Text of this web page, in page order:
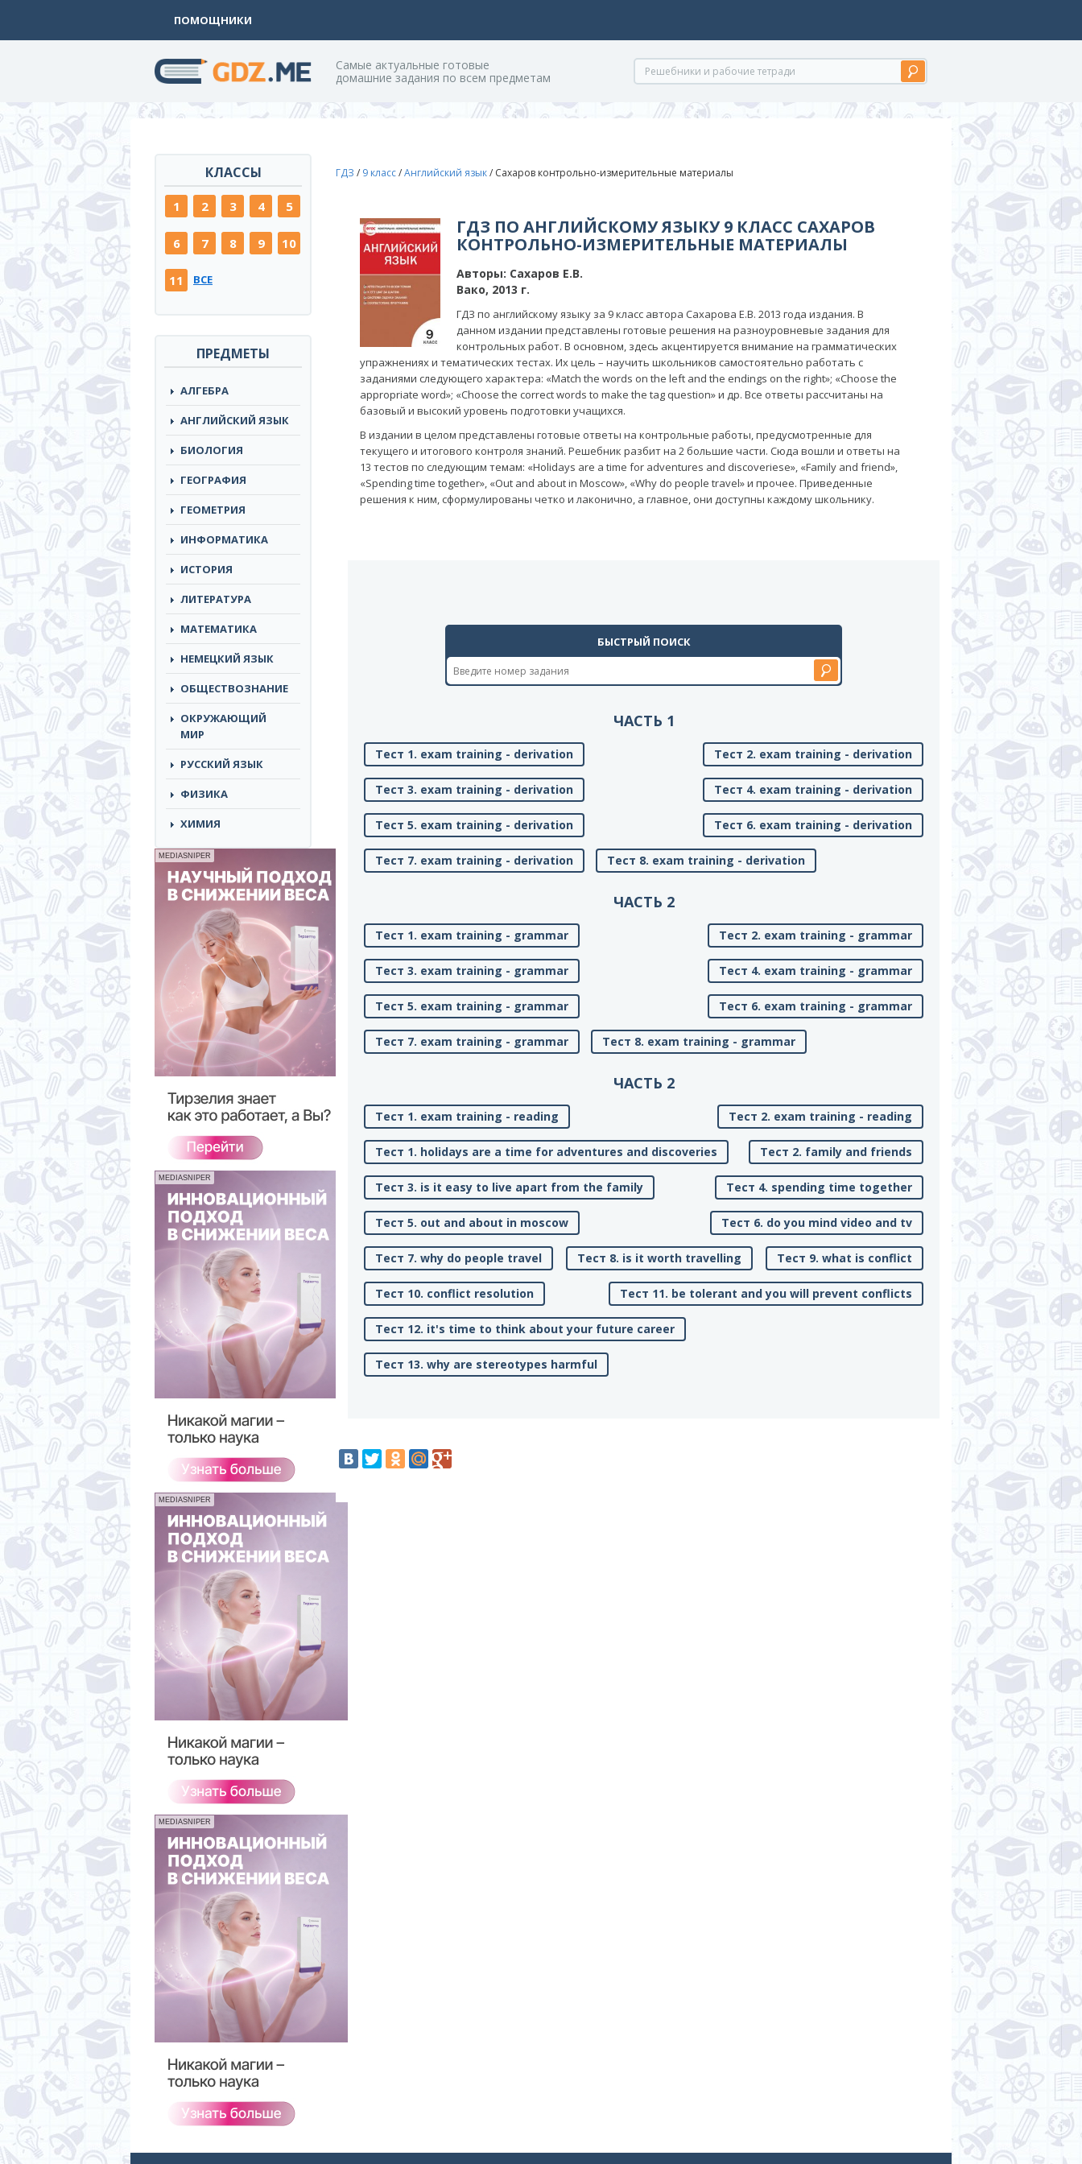
ПОМОЩНИКИ
Cамые актуальные готовые
домашние задания по всем предметам
КЛАССЫ
1 2 3 4 5
6 7 8 9 10
11 ВСЕ
ПРЕДМЕТЫ
АЛГЕБРА
АНГЛИЙСКИЙ ЯЗЫК
БИОЛОГИЯ
ГЕОГРАФИЯ
ГЕОМЕТРИЯ
ИНФОРМАТИКА
ИСТОРИЯ
ЛИТЕРАТУРА
МАТЕМАТИКА
НЕМЕЦКИЙ ЯЗЫК
ОБЩЕСТВОЗНАНИЕ
ОКРУЖАЮЩИЙ
МИР
РУССКИЙ ЯЗЫК
ФИЗИКА
ХИМИЯ
MEDIASNIPER
MEDIASNIPER
MEDIASNIPER
MEDIASNIPER
ГДЗ / 9 класс/Английский язык/ Сахаров контрольно-измерительные материалы
ГДЗ ПО АНГЛИЙСКОМУ ЯЗЫКУ 9 КЛАСС САХАРОВ
КОНТРОЛЬНО-ИЗМЕРИТЕЛЬНЫЕ МАТЕРИАЛЫ
Авторы: Сахаров Е.В.
Вако, 2013 г.
ГДЗ по английскому языку за 9 класс автора Сахарова Е.В. 2013 года издания. В
данном издании представлены готовые решения на разноуровневые задания для
контрольных работ. В основном, здесь акцентируется внимание на грамматических
упражнениях и тематических тестах. Их цель – научить школьников самостоятельно работать с
заданиями следующего характера: «Match the words on the left and the endings on the right»; «Choose the
appropriate word»; «Choose the correct words to make the tag question» и др. Все ответы рассчитаны на
базовый и высокий уровень подготовки учащихся.
В издании в целом представлены готовые ответы на контрольные работы, предусмотренные для
текущего и итогового контроля знаний. Решебник разбит на 2 большие части. Сюда вошли и ответы на
13 тестов по следующим темам: «Holidays are a time for adventures and discoveriese», «Family and friend»,
«Spending time together», «Out and about in Moscow», «Why do people travel» и прочее. Приведенные
решения к ним, сформулированы четко и лаконично, а главное, они доступны каждому школьнику.
БЫСТРЫЙ ПОИСК
ЧАСТЬ 1
Тест 1. exam training - derivation Тест 2. exam training - derivation
Тест 3. exam training - derivation Тест 4. exam training - derivation
Тест 5. exam training - derivation Тест 6. exam training - derivation
Тест 7. exam training - derivation Тест 8. exam training - derivation
ЧАСТЬ 2
Тест 1. exam training - grammar Тест 2. exam training - grammar
Тест 3. exam training - grammar Тест 4. exam training - grammar
Тест 5. exam training - grammar Тест 6. exam training - grammar
Тест 7. exam training - grammar Тест 8. exam training - grammar
ЧАСТЬ 2
Тест 1. exam training - reading Тест 2. exam training - reading
Тест 1. holidays are a time for adventures and discoveries Тест 2. family and friends
Тест 3. is it easy to live apart from the family Тест 4. spending time together
Тест 5. out and about in moscow Тест 6. do you mind video and tv
Тест 7. why do people travel Тест 8. is it worth travelling Тест 9. what is conflict
Тест 10. conflict resolution Тест 11. be tolerant and you will prevent conflicts
Тест 12. it's time to think about your future career
Тест 13. why are stereotypes harmful